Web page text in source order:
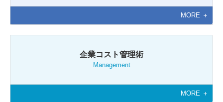
MORE ＋
企業コスト管理術
Management
MORE ＋